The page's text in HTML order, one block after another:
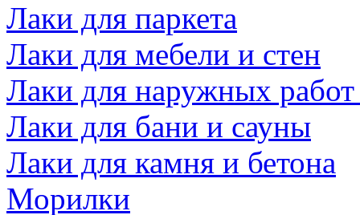
Лаки для паркета
Лаки для мебели и стен
Лаки для наружных
Лаки для бани и сауны
Лаки для камня и бетона
Морилки